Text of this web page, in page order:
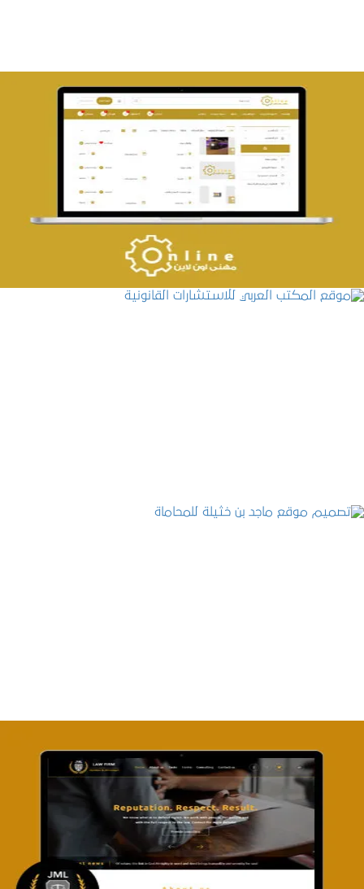
تصميم حراج مهنى
التفاصيل
تصميم موقع آل جبار والمزارقة للمحاماة
التفاصيل